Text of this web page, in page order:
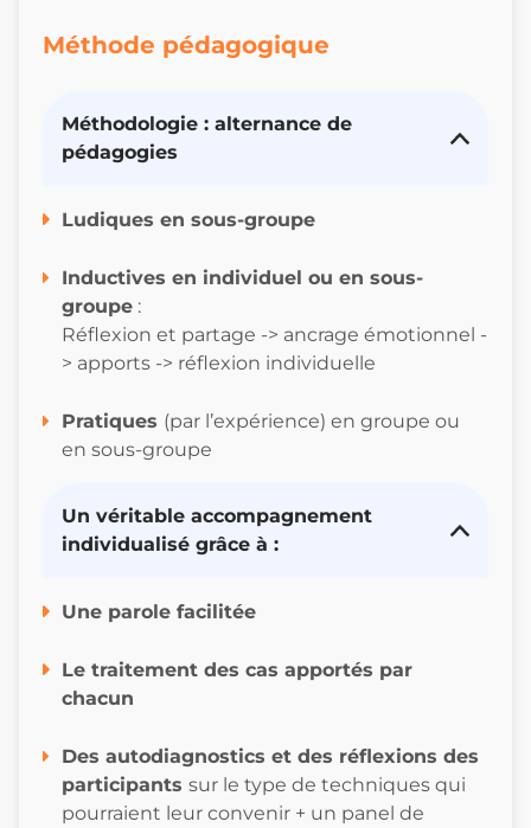
Méthode pédagogique
Méthodologie : alternance de
pédagogies
Ludiques en sous-groupe
Inductives en individuel ou en sous-
groupe :
Réflexion et partage -> ancrage émotionnel -
> apports -> réflexion individuelle
Pratiques (par l’expérience) en groupe ou
en sous-groupe
Un véritable accompagnement
individualisé grâce à :
Une parole facilitée
Le traitement des cas apportés par
chacun
Des autodiagnostics et des réflexions des
participants sur le type de techniques qui
pourraient leur convenir + un panel de